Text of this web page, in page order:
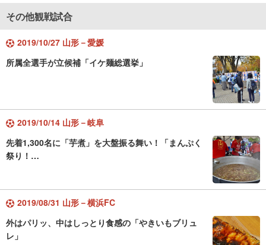
その他観戦試合
2019/10/27 山形－愛媛
所属全選手が立候補「イケ麺総選挙」
2019/10/14 山形－岐阜
先着1,300名に「芋煮」を大盤振る舞い！「まんぷく
祭り！…
2019/08/31 山形－横浜FC
外はパリッ、中はしっとり食感の「やきいもブリュ
レ」